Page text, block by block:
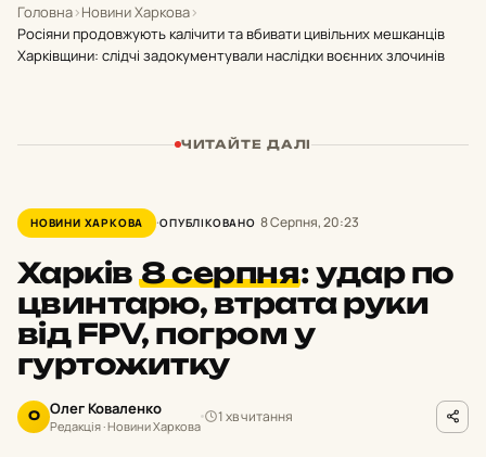
Головна›Новини Харкова›
Росіяни продовжують калічити та вбивати цивільних мешканців
Харківщини: слідчі задокументували наслідки воєнних злочинів
ЧИТАЙТЕ ДАЛІ
НОВИНИ ХАРКОВА ОПУБЛІКОВАНО 8 Серпня, 20:23
Харків8 серпня:удар по
цвинтарю, втрата руки
від FPV, погром у
гуртожитку
О Олег Коваленко
Редакція · Новини Харкова
1 хв читання